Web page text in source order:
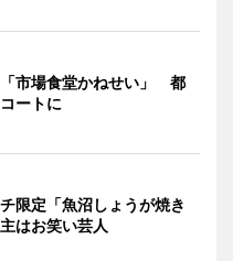
市場食堂かねせい」 都
ートに
限定「魚沼しょうが焼き
はお笑い芸人